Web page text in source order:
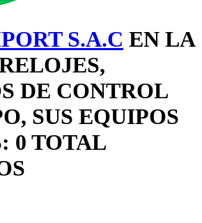
S.A.C EN LA
DE CONTROL
SUS EQUIPOS
0 TOTAL